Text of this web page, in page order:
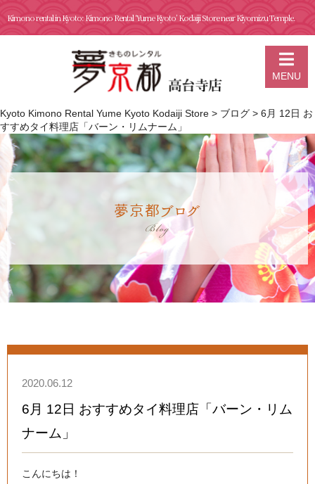
Kimono rental in Kyoto: Kimono Rental ‘Yume Kyoto’ Kodaiji Store near Kiyomizu Temple.
MENU
Kyoto Kimono Rental Yume Kyoto Kodaiji Store > ブログ > 6月 12日 お
すすめタイ料理店「バーン・リムナーム」
夢京都ブログ
Blog
2020.06.12
6月 12日 おすすめタイ料理店「バーン・リム
ナーム」
こんにちは！